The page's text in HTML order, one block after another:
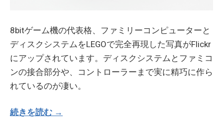
8bitゲーム機の代表格、ファミリーコンピューターと
ディスクシステムをLEGOで完全再現した写真がFlickr
にアップされています。ディスクシステムとファミコ
ンの接合部分や、コントローラーまで実に精巧に作ら
れているのが凄い。
続きを読む →